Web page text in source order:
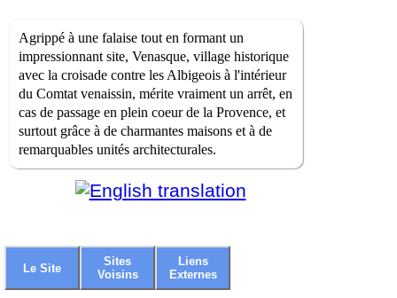
Agrippé à une falaise tout en formant un
impressionnant site, Venasque, village historique
avec la croisade contre les Albigeois à l'intérieur
du Comtat venaissin, mérite vraiment un arrêt, en
cas de passage en plein coeur de la Provence, et
surtout grâce à de charmantes maisons et à de
remarquables unités architecturales.
Le Site
Sites
Voisins
Liens
Externes